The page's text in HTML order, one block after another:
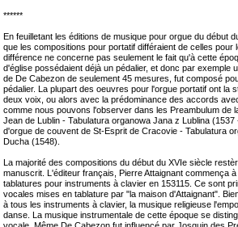
******
En feuilletant les éditions de musique pour orgue du début
que les compositions pour portatif différaient de celles pour
différence ne concerne pas seulement le fait qu'à cette
d'église possédaient déjà un pédalier, et donc par exemple
de De Cabezon de seulement 45 mesures, fut composé
pédalier. La plupart des oeuvres pour l'orgue portatif ont la
deux voix, ou alors avec la prédominance des accords
comme nous pouvons l'observer dans les Preambulum de
Jean de Lublin - Tabulatura organowa Jana z Lublina
d'orgue de couvent de St-Esprit de Cracovie - Tabulatura
Ducha (1548).
La majorité des compositions du début du XVIe siècle
manuscrit. L'éditeur français, Pierre Attaignant commença
tablatures pour instruments à clavier en 153115. Ce sont
vocales mises en tablature par "la maison d'Attaignant".
à tous les instruments à clavier, la musique religieuse
danse. La musique instrumentale de cette époque se